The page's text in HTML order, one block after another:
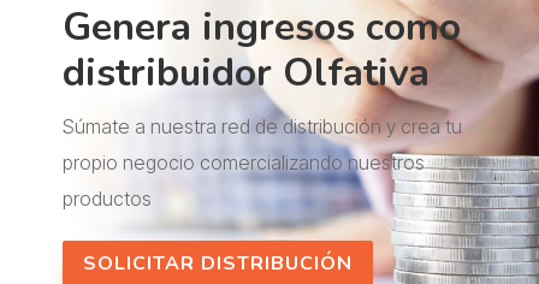
Genera ingresos como
distribuidor Olfativa
Súmate a nuestra red de distribución y crea tu
propio negocio comercializando nuestros
productos
SOLICITAR DISTRIBUCIÓN